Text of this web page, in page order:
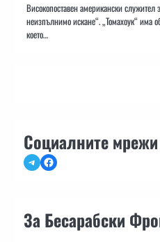
Високопоставен американски служител
неизпълнимо искане“. „Томахоук“ има
което…
Социалните мрежи
TelegramFacebook
За Бесарабски